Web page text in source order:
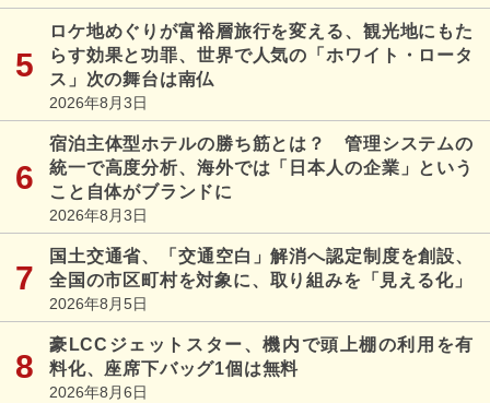
ロケ地めぐりが富裕層旅行を変える、観光地にもた
らす効果と功罪、世界で人気の「ホワイト・ロータ
ス」次の舞台は南仏
2026年8月3日
宿泊主体型ホテルの勝ち筋とは？ 管理システムの
統一で高度分析、海外では「日本人の企業」という
こと自体がブランドに
2026年8月3日
国土交通省、「交通空白」解消へ認定制度を創設、
全国の市区町村を対象に、取り組みを「見える化」
2026年8月5日
豪LCCジェットスター、機内で頭上棚の利用を有
料化、座席下バッグ1個は無料
2026年8月6日